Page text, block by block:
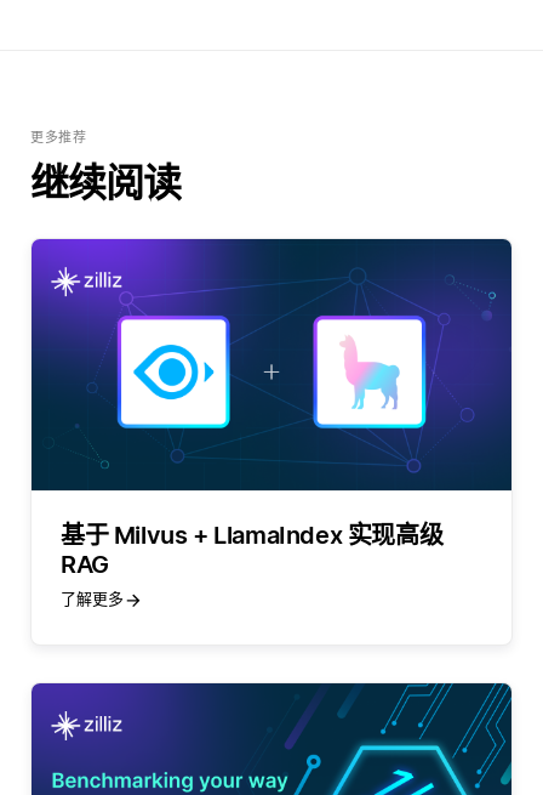
更多推荐
继续阅读
基于 Milvus + LlamaIndex 实现高级
RAG
了解更多